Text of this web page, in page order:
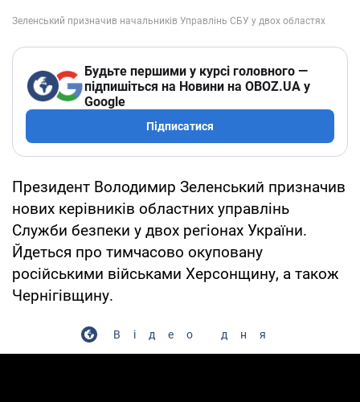
Будьте першими у курсі головного —
підпишіться на Новини на OBOZ.UA у
Google
Підписатися
Президент Володимир Зеленський призначив
нових керівників областних управлінь
Служби безпеки у двох регіонах України.
Йдеться про тимчасово окуповану
російськими військами Херсонщину, а також
Чернігівщину.
Відео дня